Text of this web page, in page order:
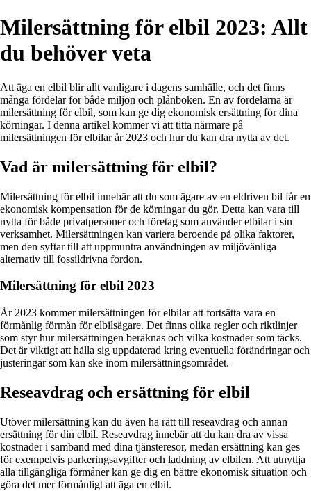
Milersättning för elbil 2023: Allt
du behöver veta
Att äga en elbil blir allt vanligare i dagens samhälle, och det finns
många fördelar för både miljön och plånboken. En av fördelarna är
milersättning för elbil, som kan ge dig ekonomisk ersättning för dina
körningar. I denna artikel kommer vi att titta närmare på
milersättningen för elbilar år 2023 och hur du kan dra nytta av det.
Vad är milersättning för elbil?
Milersättning för elbil innebär att du som ägare av en eldriven bil får en
ekonomisk kompensation för de körningar du gör. Detta kan vara till
nytta för både privatpersoner och företag som använder elbilar i sin
verksamhet. Milersättningen kan variera beroende på olika faktorer,
men den syftar till att uppmuntra användningen av miljövänliga
alternativ till fossildrivna fordon.
Milersättning för elbil 2023
År 2023 kommer milersättningen för elbilar att fortsätta vara en
förmånlig förmån för elbilsägare. Det finns olika regler och riktlinjer
som styr hur milersättningen beräknas och vilka kostnader som täcks.
Det är viktigt att hålla sig uppdaterad kring eventuella förändringar och
justeringar som kan ske inom milersättningsområdet.
Reseavdrag och ersättning för elbil
Utöver milersättning kan du även ha rätt till reseavdrag och annan
ersättning för din elbil. Reseavdrag innebär att du kan dra av vissa
kostnader i samband med dina tjänsteresor, medan ersättning kan ges
för exempelvis parkeringsavgifter och laddning av elbilen. Att utnyttja
alla tillgängliga förmåner kan ge dig en bättre ekonomisk situation och
göra det mer förmånligt att äga en elbil.